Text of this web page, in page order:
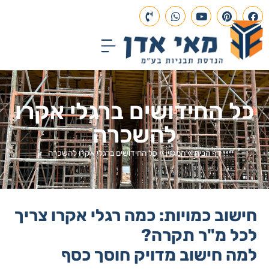
כל החידושים ברגלי אקרו
להשכרה
דף הבית»המגזין»כל החידושים ברגלי אקרו להשכרה
חישוב כמויות: כמה רגלי אקרו צריך
לכל מ"ר תקרה?
למה חישוב מדויק חוסך כסף